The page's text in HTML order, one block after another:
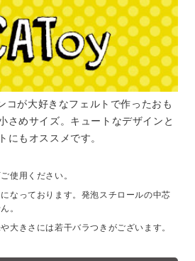
が大好きなフェルトで作ったおも
さめサイズ。キュートなデザインと
にもオススメです。
使用ください。
なっております。発泡スチロールの中芯
。
大きさには若干バラつきがございます。